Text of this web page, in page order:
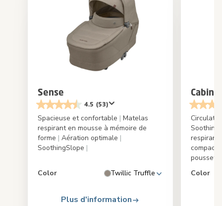
Sense
4.5 (53)
Spacieuse et confortable | Matelas
respirant en mousse à mémoire de
forme | Aération optimale |
SoothingSlope |
Color Twillic Truffle
Plus d'information
Cabin
compact
Color